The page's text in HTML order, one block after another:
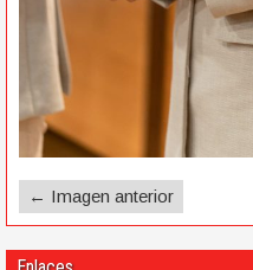
← Imagen anterior